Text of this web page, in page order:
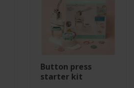
button press
starter kit